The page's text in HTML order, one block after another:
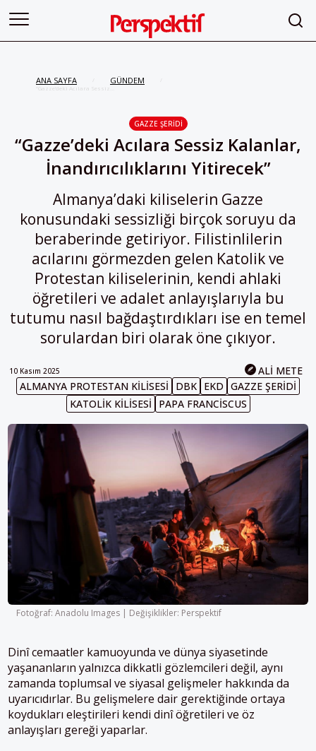
ANA SAYFA GÜNDEM
“Gazze’deki Acılara Sessiz
GAZZE ŞERIDI
“Gazze’deki Acılara Sessiz Kalanlar,
İnandırıcılıklarını Yitirecek”
Almanya’daki kiliselerin Gazze
konusundaki sessizliği birçok soruyu da
beraberinde getiriyor. Filistinlilerin
acılarını görmezden gelen Katolik ve
Protestan kiliselerinin, kendi ahlaki
öğretileri ve adalet anlayışlarıyla bu
tutumu nasıl bağdaştırdıkları ise en temel
sorulardan biri olarak öne çıkıyor.
10 Kasım 2025
ALI METE
ALMANYA PROTESTAN KILISESI
DBK EKD GAZZE ŞERIDI
KATOLIK KILISESI
PAPA FRANCISCUS
Fotoğraf: Anadolu Images | Değişiklikler: Perspektif
Dinî cemaatler kamuoyunda ve dünya siyasetinde
yaşananların yalnızca dikkatli gözlemcileri değil, aynı
zamanda toplumsal ve siyasal gelişmeler hakkında da
uyarıcıdırlar. Bu gelişmelere dair gerektiğinde ortaya
koydukları eleştirileri kendi dinî öğretileri ve öz
anlayışları gereği yaparlar.